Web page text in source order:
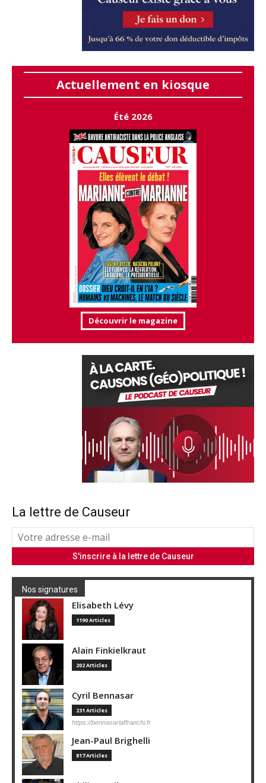
Actuellement en kiosque
Été 2026
Découvrir le magazine
La lettre de Causeur
Nos signatures
Elisabeth Lévy
1190 Articles
Alain Finkielkraut
202 Articles
Cyril Bennasar
231 Articles
https://bennasarlaffranchi.fr
Jean-Paul Brighelli
817 Articles